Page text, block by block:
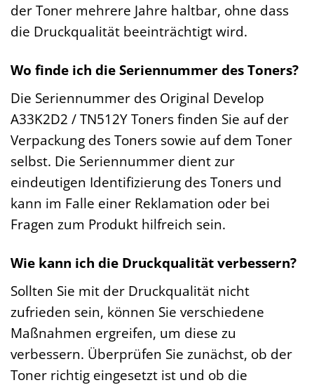
der Toner mehrere Jahre haltbar, ohne dass
die Druckqualität beeinträchtigt wird.
Wo finde ich die Seriennummer des Toners?
Die Seriennummer des Original Develop
A33K2D2 / TN512Y Toners finden Sie auf der
Verpackung des Toners sowie auf dem Toner
selbst. Die Seriennummer dient zur
eindeutigen Identifizierung des Toners und
kann im Falle einer Reklamation oder bei
Fragen zum Produkt hilfreich sein.
Wie kann ich die Druckqualität verbessern?
Sollten Sie mit der Druckqualität nicht
zufrieden sein, können Sie verschiedene
Maßnahmen ergreifen, um diese zu
verbessern. Überprüfen Sie zunächst, ob der
Toner richtig eingesetzt ist und ob die